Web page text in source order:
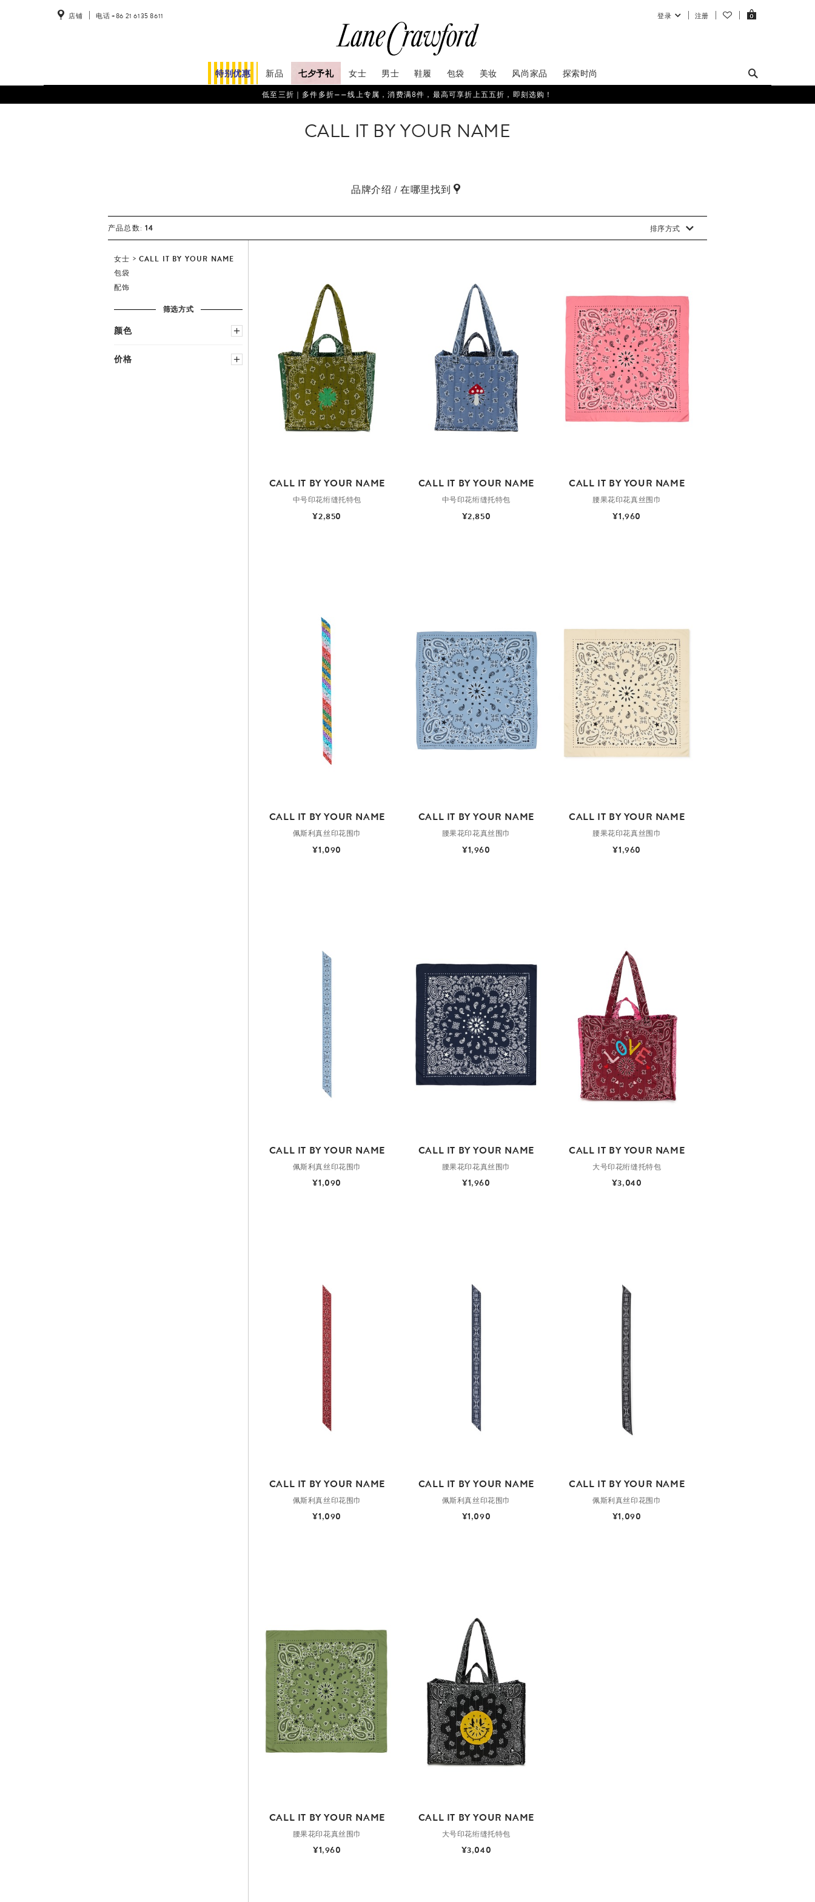
登录 注册 0
店铺 电话 +86 21 6135 8611
特别优惠 新品 七夕予礼 女士 男士 鞋履 包袋 美妆 风尚家品 探索时尚
低至三折｜多件多折——线上专属，消费满8件，最高可享折上五五折，即刻选购！
CALL IT BY YOUR NAME
品牌介绍 / 在哪里找到
产品总数:14 排序方式
女士
CALL IT BY YOUR NAME
包袋
配饰
筛选方式
颜色
价格
CALL IT BY YOUR NAME
中号印花绗缝托特包
¥2,850
CALL IT BY YOUR NAME
中号印花绗缝托特包
¥2,850
CALL IT BY YOUR NAME
腰果花印花真丝围巾
¥1,960
CALL IT BY YOUR NAME
佩斯利真丝印花围巾
¥1,090
CALL IT BY YOUR NAME
腰果花印花真丝围巾
¥1,960
CALL IT BY YOUR NAME
腰果花印花真丝围巾
¥1,960
CALL IT BY YOUR NAME
佩斯利真丝印花围巾
¥1,090
CALL IT BY YOUR NAME
腰果花印花真丝围巾
¥1,960
CALL IT BY YOUR NAME
大号印花绗缝托特包
¥3,040
CALL IT BY YOUR NAME
佩斯利真丝印花围巾
¥1,090
CALL IT BY YOUR NAME
佩斯利真丝印花围巾
¥1,090
CALL IT BY YOUR NAME
佩斯利真丝印花围巾
¥1,090
CALL IT BY YOUR NAME
腰果花印花真丝围巾
¥1,960
CALL IT BY YOUR NAME
大号印花绗缝托特包
¥3,040